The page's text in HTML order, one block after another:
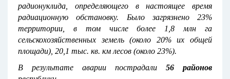
радионуклида, определяющего в настоящее время
радиационную обстановку. Было загрязнено 23%
территории, в том числе более 1,8 млн га
сельскохозяйственных земель (около 20% их общей
площади), 20,1 тыс. кв. км лесов (около 23%).
В результате аварии пострадали 56 районов